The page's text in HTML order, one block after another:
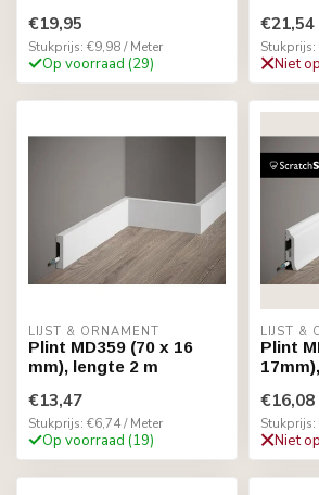
€19,95
Stukprijs: €9,98 / Meter
Op voorraad (29)
€21,54
Stukprijs:
Niet
LIJST & ORNAMENT
Plint MD359 (70 x 16
mm), lengte 2 m
€13,47
Stukprijs: €6,74 / Meter
Op voorraad (19)
LIJST &
Plint
€16,08
Stukprijs:
Niet